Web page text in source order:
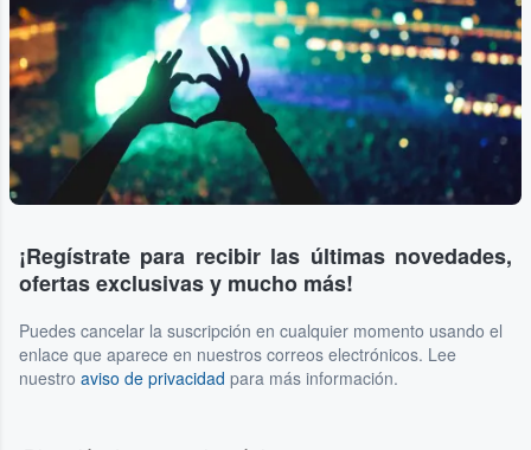
¡Regístrate para recibir las últimas novedades,
ofertas exclusivas y mucho más!
Puedes cancelar la suscripción en cualquier momento usando el
enlace que aparece en nuestros correos electrónicos. Lee
nuestro aviso de privacidad para más información.